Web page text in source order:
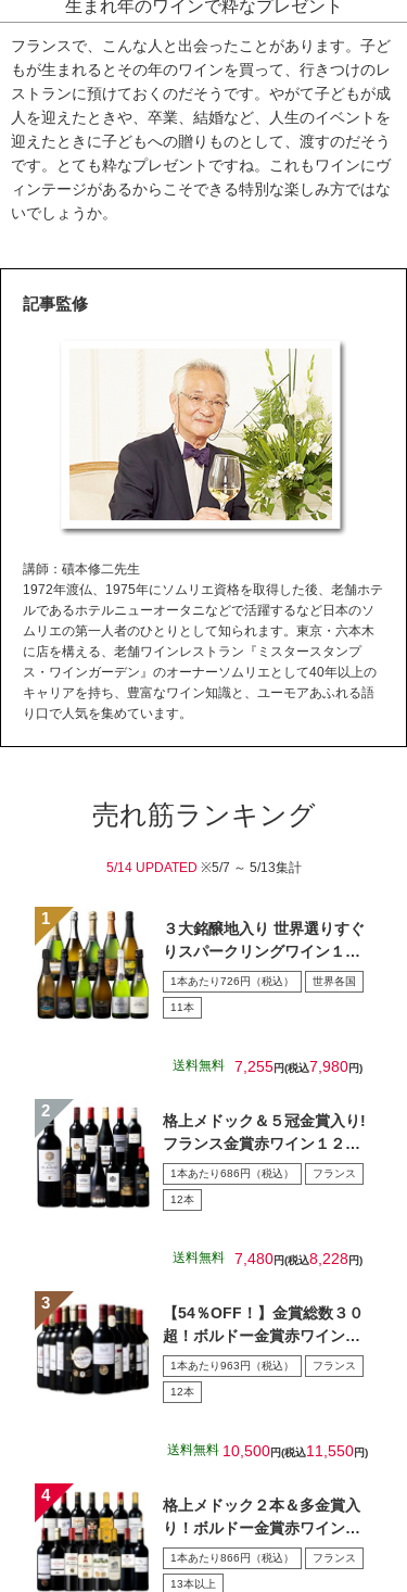
生まれ年のワインで粋なプレゼント
フランスで、こんな人と出会ったことがあります。子ど
もが生まれるとその年のワインを買って、行きつけのレ
ストランに預けておくのだそうです。やがて子どもが成
人を迎えたときや、卒業、結婚など、人生のイベントを
迎えたときに子どもへの贈りものとして、渡すのだそう
です。とても粋なプレゼントですね。これもワインにヴ
ィンテージがあるからこそできる特別な楽しみ方ではな
いでしょうか。
記事監修
講師：磧本修二先生
1972年渡仏、1975年にソムリエ資格を取得した後、老舗ホテ
ルであるホテルニューオータニなどで活躍するなど日本のソ
ムリエの第一人者のひとりとして知られます。東京・六本木
に店を構える、老舗ワインレストラン『ミスタースタンプ
ス・ワインガーデン』のオーナーソムリエとして40年以上の
キャリアを持ち、豊富なワイン知識と、ユーモアあふれる語
り口で人気を集めています。
売れ筋ランキング
5/14 UPDATED ※5/7 ～ 5/13集計
３大銘醸地入り 世界選りすぐ
りスパークリングワイン１１
本セット 第４３弾
1本あたり726円（税込） 世界各国
11本
送料無料 7,255円(税込7,980円)
格上メドック＆５冠金賞入り!
フランス金賞赤ワイン１２本
セット 第１０８弾
1本あたり686円（税込） フランス
12本
送料無料 7,480円(税込8,228円)
【54％OFF！】金賞総数３０
超！ボルドー金賞赤ワイン１
２本セット 第１5弾
1本あたり963円（税込） フランス
12本
送料無料 10,500円(税込11,550円)
格上メドック２本＆多金賞入
り！ボルドー金賞赤ワイン１
５本セット 第28弾
1本あたり866円（税込） フランス
13本以上